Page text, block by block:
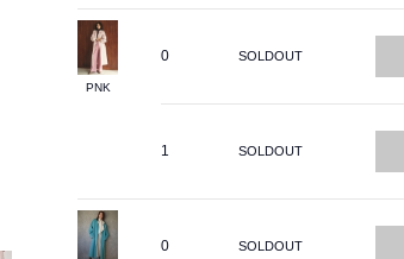
PNK
0 SOLDOUT
1 SOLDOUT
0 SOLDOUT